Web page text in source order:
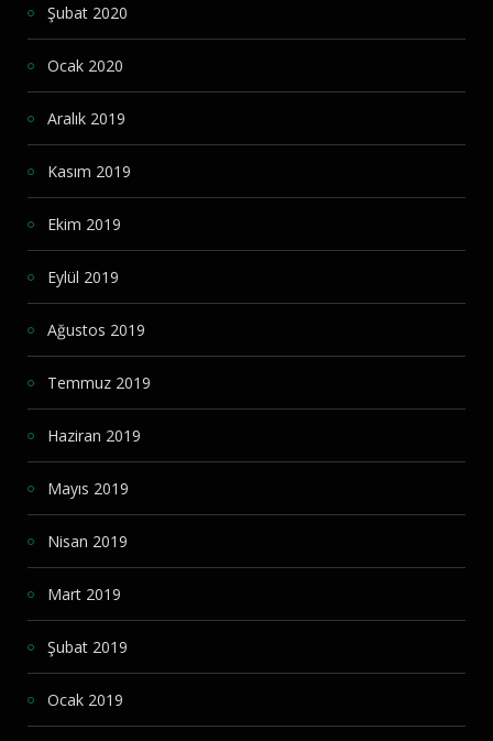
Şubat 2020
Ocak 2020
Aralık 2019
Kasım 2019
Ekim 2019
Eylül 2019
Ağustos 2019
Temmuz 2019
Haziran 2019
Mayıs 2019
Nisan 2019
Mart 2019
Şubat 2019
Ocak 2019